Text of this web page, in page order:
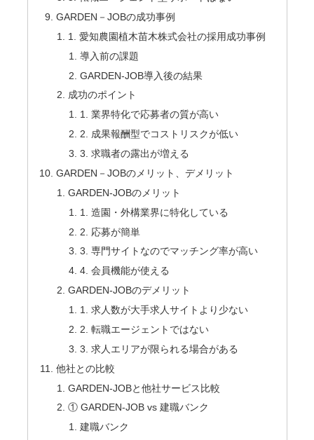
GARDEN－JOBの成功事例
1. 愛知農園植木苗木株式会社の採用成功事例
導入前の課題
GARDEN-JOB導入後の結果
成功のポイント
1. 業界特化で応募者の質が高い
2. 成果報酬型でコストリスクが低い
3. 求職者の露出が増える
GARDEN－JOBのメリット、デメリット
GARDEN-JOBのメリット
1. 造園・外構業界に特化している
2. 応募が簡単
3. 専門サイトなのでマッチング率が高い
4. 会員機能が使える
GARDEN-JOBのデメリット
1. 求人数が大手求人サイトより少ない
2. 転職エージェントではない
3. 求人エリアが限られる場合がある
他社との比較
GARDEN-JOBと他社サービス比較
① GARDEN-JOB vs 建職バンク
建職バンク